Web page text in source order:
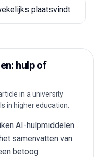
plaatsvindt.
hulp of
in a university
in higher education.
AI-hulpmiddelen
samenvatten van
betoog.